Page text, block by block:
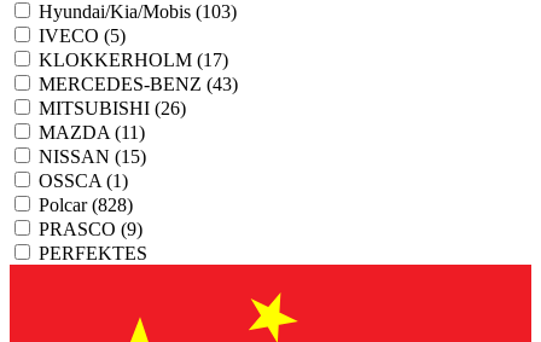
Hyundai/Kia/Mobis (103)
IVECO (5)
KLOKKERHOLM (17)
MERCEDES-BENZ (43)
MITSUBISHI (26)
MAZDA (11)
NISSAN (15)
OSSCA (1)
Polcar(828)
PRASCO (9)
PERFEKTES